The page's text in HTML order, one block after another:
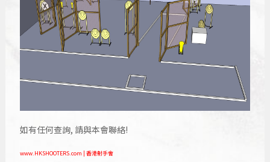
如有任何查詢, 請與本會聯絡!
www.HKSHOOTERS.com | 香港射手會